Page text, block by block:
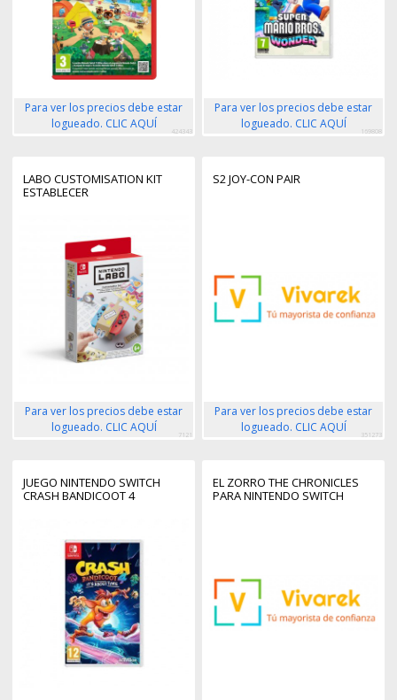
Para ver los precios debe estar
logueado. CLIC AQUÍ
424343
Para ver los precios debe estar
logueado. CLIC AQUÍ
169808
LABO CUSTOMISATION KIT
ESTABLECER
Para ver los precios debe estar
logueado. CLIC AQUÍ
7121
S2 JOY-CON PAIR
Para ver los precios debe estar
logueado. CLIC AQUÍ
351273
JUEGO NINTENDO SWITCH
CRASH BANDICOOT 4
EL ZORRO THE CHRONICLES
PARA NINTENDO SWITCH